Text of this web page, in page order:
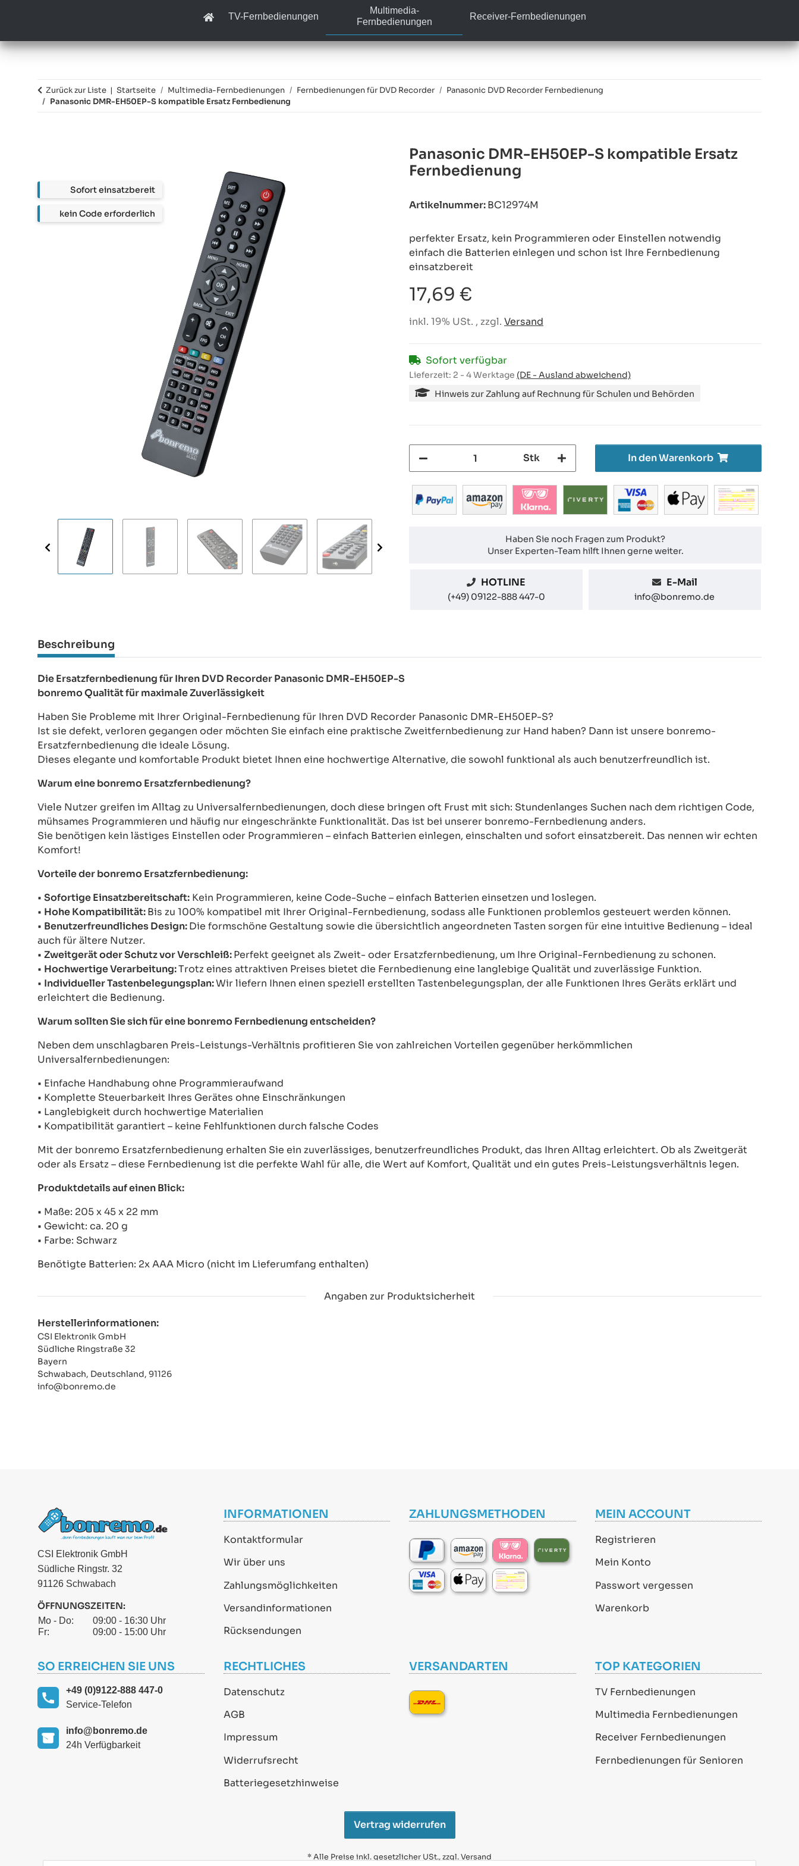
TV-Fernbedienungen
Multimedia-
Fernbedienungen
Receiver-Fernbedienungen
Zurück zur Liste Startseite Multimedia-Fernbedienungen Fernbedienungen für DVD Recorder
Panasonic DVD Recorder Fernbedienung
Panasonic DMR-EH50EP-S kompatible Ersatz Fernbedienung
Panasonic DMR-EH50EP-S kompatible Ersatz
Fernbedienung
Artikelnummer:BC12974M
perfekter Ersatz, kein Programmieren oder Einstellen notwendig
einfach die Batterien einlegen und schon ist Ihre Fernbedienung
einsatzbereit
17,69 €
inkl. 19% USt. , zzgl. Versand
Sofort verfügbar
Lieferzeit: 2 - 4 Werktage (DE - Ausland abweichend)
Hinweis zur Zahlung auf Rechnung für Schulen und Behörden
Stk In den Warenkorb
Haben Sie noch Fragen zum Produkt?
Unser Experten-Team hilft Ihnen gerne weiter.
HOTLINE
(+49) 09122-888 447-0
E-Mail
info@bonremo.de
Beschreibung
Die Ersatzfernbedienung für Ihren DVD Recorder Panasonic DMR-EH50EP-S
bonremo Qualität für maximale Zuverlässigkeit
Haben Sie Probleme mit Ihrer Original-Fernbedienung für Ihren DVD Recorder Panasonic DMR-EH50EP-S?
Ist sie defekt, verloren gegangen oder möchten Sie einfach eine praktische Zweitfernbedienung zur Hand haben? Dann ist unsere bonremo-
Ersatzfernbedienung die ideale Lösung.
Dieses elegante und komfortable Produkt bietet Ihnen eine hochwertige Alternative, die sowohl funktional als auch benutzerfreundlich ist.
Warum eine bonremo Ersatzfernbedienung?
Viele Nutzer greifen im Alltag zu Universalfernbedienungen, doch diese bringen oft Frust mit sich: Stundenlanges Suchen nach dem richtigen Code,
mühsames Programmieren und häufig nur eingeschränkte Funktionalität. Das ist bei unserer bonremo-Fernbedienung anders.
Sie benötigen kein lästiges Einstellen oder Programmieren – einfach Batterien einlegen, einschalten und sofort einsatzbereit. Das nennen wir echten
Komfort!
Vorteile der bonremo Ersatzfernbedienung:
• Sofortige Einsatzbereitschaft: Kein Programmieren, keine Code-Suche – einfach Batterien einsetzen und loslegen.
• Hohe Kompatibilität:Bis zu 100% kompatibel mit Ihrer Original-Fernbedienung, sodass alle Funktionen problemlos gesteuert werden können.
• Benutzerfreundliches Design:Die formschöne Gestaltung sowie die übersichtlich angeordneten Tasten sorgen für eine intuitive Bedienung – ideal
auch für ältere Nutzer.
• Zweitgerät oder Schutz vor Verschleiß:Perfekt geeignet als Zweit- oder Ersatzfernbedienung, um Ihre Original-Fernbedienung zu schonen.
• Hochwertige Verarbeitung:Trotz eines attraktiven Preises bietet die Fernbedienung eine langlebige Qualität und zuverlässige Funktion.
• Individueller Tastenbelegungsplan:Wir liefern Ihnen einen speziell erstellten Tastenbelegungsplan, der alle Funktionen Ihres Geräts erklärt und
erleichtert die Bedienung.
Warum sollten Sie sich für eine bonremo Fernbedienung entscheiden?
Neben dem unschlagbaren Preis-Leistungs-Verhältnis profitieren Sie von zahlreichen Vorteilen gegenüber herkömmlichen
Universalfernbedienungen:
• Einfache Handhabung ohne Programmieraufwand
• Komplette Steuerbarkeit Ihres Gerätes ohne Einschränkungen
• Langlebigkeit durch hochwertige Materialien
• Kompatibilität garantiert – keine Fehlfunktionen durch falsche Codes
Mit der bonremo Ersatzfernbedienung erhalten Sie ein zuverlässiges, benutzerfreundliches Produkt, das Ihren Alltag erleichtert. Ob als Zweitgerät
oder als Ersatz – diese Fernbedienung ist die perfekte Wahl für alle, die Wert auf Komfort, Qualität und ein gutes Preis-Leistungsverhältnis legen.
Produktdetails auf einen Blick:
• Maße: 205 x 45 x 22 mm
• Gewicht: ca. 20 g
• Farbe: Schwarz
Benötigte Batterien: 2x AAA Micro (nicht im Lieferumfang enthalten)
Angaben zur Produktsicherheit
Herstellerinformationen:
CSI Elektronik GmbH
Südliche Ringstraße 32
Bayern
Schwabach, Deutschland, 91126
info@bonremo.de
CSI Elektronik GmbH
Südliche Ringstr. 32
91126 Schwabach
ÖFFNUNGSZEITEN:
Mo - Do:
09:00 - 16:30 Uhr
Fr:
09:00 - 15:00 Uhr
INFORMATIONEN
Kontaktformular
Wir über uns
Zahlungsmöglichkeiten
Versandinformationen
Rücksendungen
ZAHLUNGSMETHODEN MEIN ACCOUNT
Registrieren
Mein Konto
Passwort vergessen
Warenkorb
SO ERREICHEN SIE UNS
+49 (0)9122-888 447-0
Service-Telefon
info@bonremo.de
24h Verfügbarkeit
RECHTLICHES
Datenschutz
AGB
Impressum
Widerrufsrecht
Batteriegesetzhinweise
VERSANDARTEN TOP KATEGORIEN
TV Fernbedienungen
Multimedia Fernbedienungen
Receiver Fernbedienungen
Fernbedienungen für Senioren
Vertrag widerrufen
* Alle Preise inkl. gesetzlicher USt., zzgl.Versand